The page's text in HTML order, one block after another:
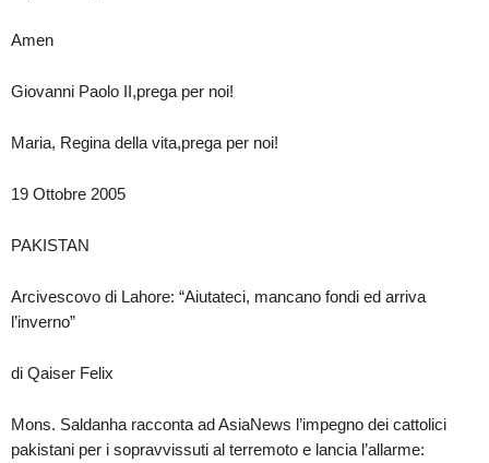
Amen
Giovanni Paolo II,prega per noi!
Maria, Regina della vita,prega per noi!
19 Ottobre 2005
PAKISTAN
Arcivescovo di Lahore: “Aiutateci, mancano fondi ed arriva
l’inverno”
di Qaiser Felix
Mons. Saldanha racconta ad AsiaNews l’impegno dei cattolici
pakistani per i sopravvissuti al terremoto e lancia l’allarme: